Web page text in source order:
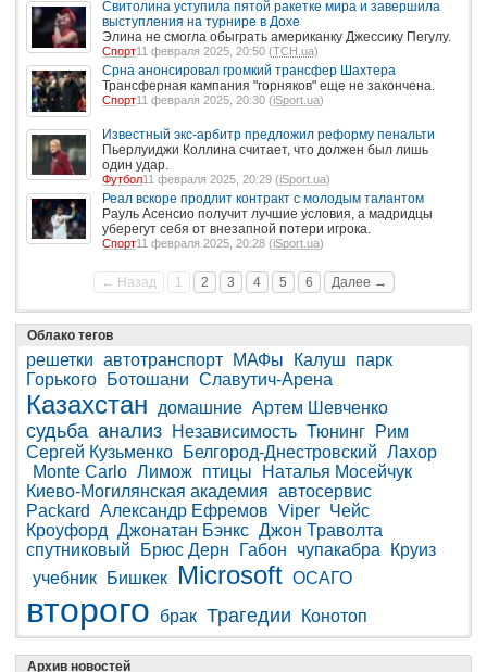
Свитолина уступила пятой ракетке мира и завершила
выступления на турнире в Дохе
Элина не смогла обыграть американку Джессику Пегулу.
Спорт11 февраля 2025, 20:50 (ТСН.ua)
Срна анонсировал громкий трансфер Шахтера
Трансферная кампания "горняков" еще не закончена.
Спорт11 февраля 2025, 20:30 (iSport.ua)
Известный экс-арбитр предложил реформу пенальти
Пьерлуиджи Коллина считает, что должен был лишь
один удар.
Футбол11 февраля 2025, 20:29 (iSport.ua)
Реал вскоре продлит контракт с молодым талантом
Рауль Асенсио получит лучшие условия, а мадридцы
уберегут себя от внезапной потери игрока.
Спорт11 февраля 2025, 20:28 (iSport.ua)
← Назад 1 2 3 4 5 6 Далее →
Облако тегов
решетки автотранспорт МАФы Калуш
парк
Горького
Ботошани Славутич-Арена
Казахстан домашние Артем Шевченко
судьба анализ Независимость Тюнинг
Рим
Сергей Кузьменко
Белгород-Днестровский Лахор
Monte Carlo Лимож птицы
Наталья Мосейчук
Киево-Могилянская академия автосервис
Packard
Александр Ефремов Viper Чейс
Кроуфорд Джонатан Бэнкс Джон Траволта
спутниковый
Брюс Дерн Габон чупакабра
Круиз
учебник
Бишкек Microsoft ОСАГО
второго брак Трагедии Конотоп
Архив новостей